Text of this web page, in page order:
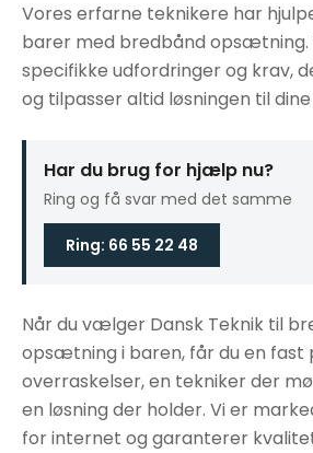
Vores erfarne teknikere har
barer med bredbånd opsætning.
specifikke udfordringer og krav,
og tilpasser altid løsningen til
Har du brug for hjælp nu?
Ring og få svar med det samme
Ring: 66 55 22 48
Når du vælger Dansk Teknik til
opsætning i baren, får du en fast
overraskelser, en tekniker der
en løsning der holder. Vi er
for internet og garanterer